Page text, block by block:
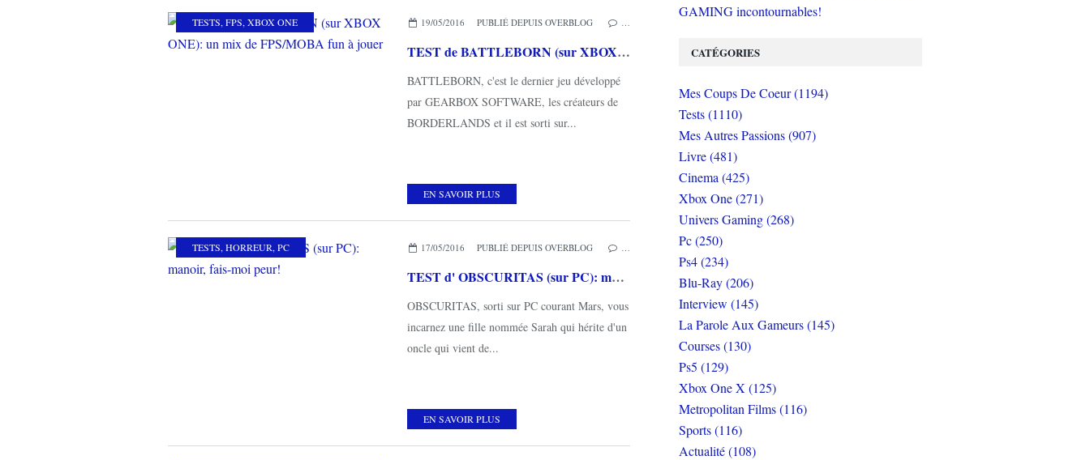
TESTS, FPS, XBOX ONE 19/05/2016 PUBLIÉ DEPUIS OVERBLOG
TEST de BATTLEBORN (sur XBOX ONE): un mix de FPS/MOBA fun à jouer
BATTLEBORN, c'est le dernier jeu développé
par GEARBOX SOFTWARE, les créateurs de
BORDERLANDS et il est sorti sur...
EN SAVOIR PLUS
TESTS, HORREUR, PC 17/05/2016 PUBLIÉ DEPUIS OVERBLOG
TEST d' OBSCURITAS (sur PC): manoir, fais-moi peur!
OBSCURITAS, sorti sur PC courant Mars, vous
incarnez une fille nommée Sarah qui hérite d'un
oncle qui vient de...
EN SAVOIR PLUS
GAMING incontournables!
CATÉGORIES
Mes Coups De Coeur (1194)
Tests (1110)
Mes Autres Passions (907)
Livre (481)
Cinema (425)
Xbox One (271)
Univers Gaming (268)
Pc (250)
Ps4 (234)
Blu-Ray (206)
Interview (145)
La Parole Aux Gameurs (145)
Courses (130)
Ps5 (129)
Xbox One X (125)
Metropolitan Films (116)
Sports (116)
Actualité (108)